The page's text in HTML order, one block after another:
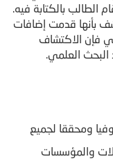
بالكتابة فيه.
بأنها قدمت إضافات
فإن الاكتشاف
العلمي.
ومحققا لجميع
والمؤسسات